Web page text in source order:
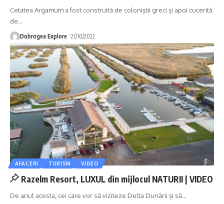
Cetatea Argamum a fost construită de coloniștii greci și apoi cucerită
de…
Dobrogea Explore 21/10/2022
AFACERI TURISM VIDEO
Razelm Resort, LUXUL din mijlocul NATURII | VIDEO
De anul acesta, cei care vor să viziteze Delta Dunării și să…